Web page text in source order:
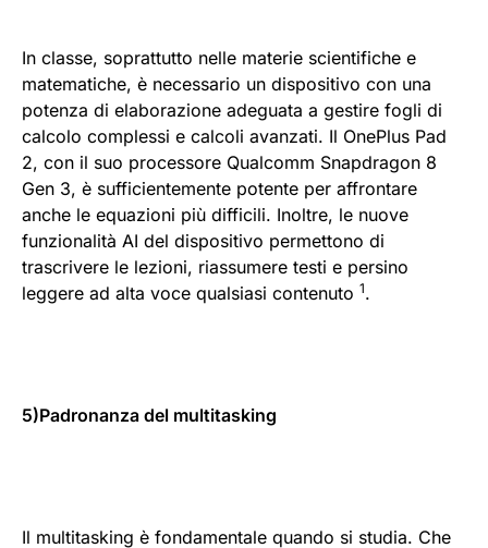
In classe, soprattutto nelle materie scientifiche e
matematiche, è necessario un dispositivo con una
potenza di elaborazione adeguata a gestire fogli di
calcolo complessi e calcoli avanzati. Il OnePlus Pad
2, con il suo processore Qualcomm Snapdragon 8
Gen 3, è sufficientemente potente per affrontare
anche le equazioni più difficili. Inoltre, le nuove
funzionalità AI del dispositivo permettono di
trascrivere le lezioni, riassumere testi e persino
leggere ad alta voce qualsiasi contenuto 1.
5)Padronanza del multitasking
Il multitasking è fondamentale quando si studia. Che